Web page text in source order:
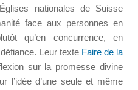
nationales de Suisse
face aux personnes en
qu’en concurrence, en
Leur texte Faire de la
sur la promesse divine
l’idée d’une seule et même